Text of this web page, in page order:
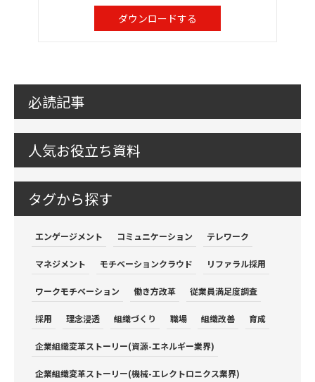
ダウンロードする
必読記事
人気お役立ち資料
タグから探す
エンゲージメント コミュニケーション テレワーク
マネジメント モチベーションクラウド リファラル採用
ワークモチベーション 働き方改革 従業員満足度調査
採用 理念浸透 組織づくり 職場 組織改善 育成
企業組織変革ストーリー(資源-エネルギー業界)
企業組織変革ストーリー(機械-エレクトロニクス業界)